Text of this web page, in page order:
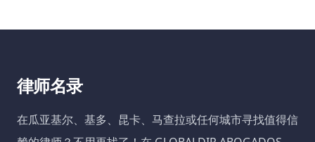
律师名录
在瓜亚基尔、基多、昆卡、马查拉或任何城市寻找值得信